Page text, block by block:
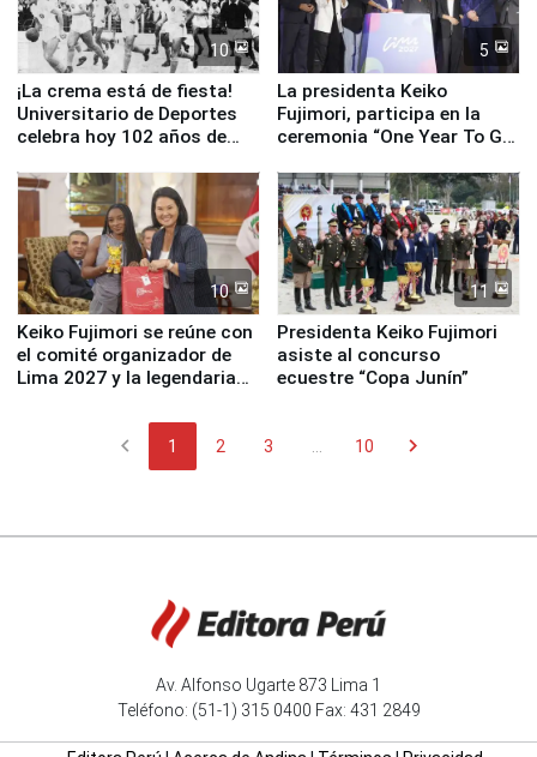
10
¡La crema está de fiesta!
Universitario de Deportes
celebra hoy 102 años de
5
La presidenta Keiko
Fujimori, participa en la
ceremonia “One Year To Go
10
Keiko Fujimori se reúne con
el comité organizador de
Lima 2027 y la legendaria
11
Presidenta Keiko Fujimori
asiste al concurso
ecuestre “Copa Junín”
chevron_left 1 2 3 10 chevron_right
Av. Alfonso Ugarte 873 Lima 1
Teléfono: (51-1) 315 0400 Fax: 431 2849